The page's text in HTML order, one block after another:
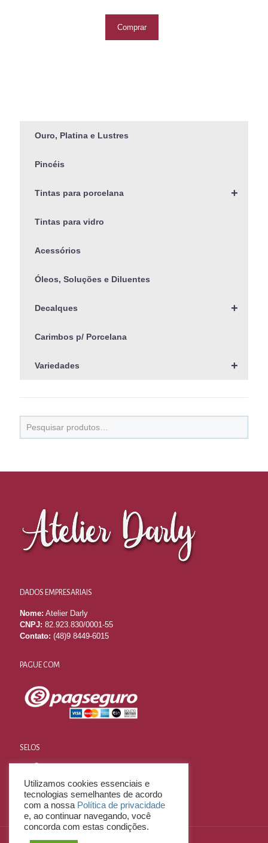
Comprar
Ouro, Platina e Lustres
Pincéis
+
Tintas para porcelana
Tintas para vidro
Acessórios
Óleos, Soluções e Diluentes
+
Decalques
Carimbos p/ Porcelana
+
Variedades
DADOS EMPRESARIAIS
Nome: Atelier Darly
CNPJ: 82.923.830/0001-55
Contato: (48)9 8449-6015
PAGUE COM
SELOS
Utilizamos cookies essenciais e
tecnologias semelhantes de acordo
com a nossa Política de privacidade
e, ao continuar navegando, você
concorda com estas condições.